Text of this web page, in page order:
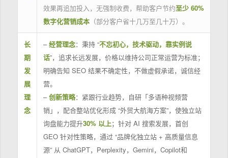
效果再追加投入，无强制收费，帮助客户节约至少 60%
数字化营销成本（部分客户省十几万至几十万）。
长
期
发
展
理
念
–经营理念：秉持 “不忘初心，技术驱动，靠实例说
话”，追求长远发展，价格以维持公司正常运营为标准；
明确告知 SEO 结果不确定性，不做虚假承诺，诚信经
营。
–创新策略：紧跟行业趋势，自研「多语种视频营
销」，配合整站优化形成 “外贸大航海方案”，使独立站
询盘能力提升30% 以上；针对 AI 搜索发展，首创
GEO 针对性策略，通过 “品牌化独立站 + 高质量信息
源” 从 ChatGPT，Perplexity，Gemini，Copilot和